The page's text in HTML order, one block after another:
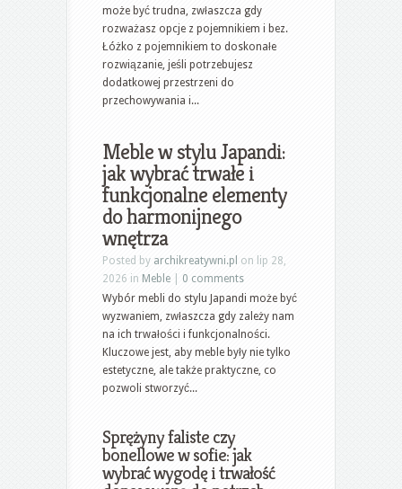
może być trudna, zwłaszcza gdy
rozważasz opcje z pojemnikiem i bez.
Łóżko z pojemnikiem to doskonałe
rozwiązanie, jeśli potrzebujesz
dodatkowej przestrzeni do
przechowywania i...
Meble w stylu Japandi:
jak wybrać trwałe i
funkcjonalne elementy
do harmonijnego
wnętrza
Posted by archikreatywni.pl on lip 28,
2026 in Meble
0 comments
Wybór mebli do stylu Japandi może być
wyzwaniem, zwłaszcza gdy zależy nam
na ich trwałości i funkcjonalności.
Kluczowe jest, aby meble były nie tylko
estetyczne, ale także praktyczne, co
pozwoli stworzyć...
Sprężyny faliste czy
bonellowe w sofie: jak
wybrać wygodę i trwałość